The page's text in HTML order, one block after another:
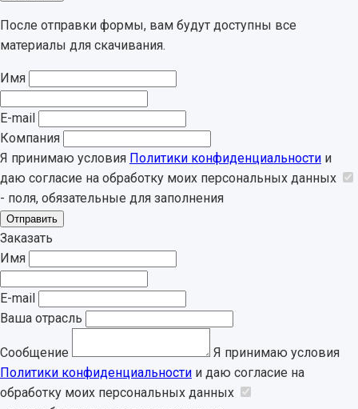
После отправки формы, вам будут доступны все
материалы для скачивания.
Имя
E-mail
Компания
Я принимаю условия Политики конфиденциальности и
даю согласие на обработку моих персональных данных
- поля, обязательные для заполнения
Отправить
Заказать
Имя
E-mail
Ваша отрасль
Сообщение
Я принимаю условия
Политики конфиденциальности и даю согласие на
обработку моих персональных данных